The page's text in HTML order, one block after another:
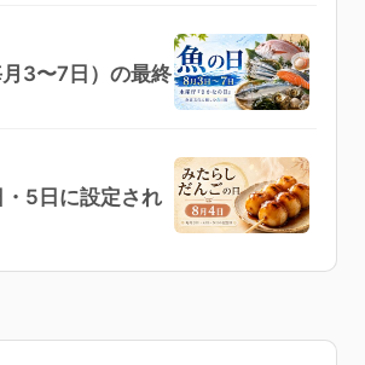
3〜7日）の最終
・5日に設定され